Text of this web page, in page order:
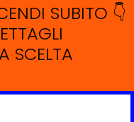
SUBITO 👇
SCELTA